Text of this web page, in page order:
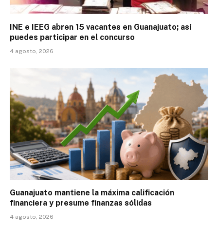
INE e IEEG abren 15 vacantes en Guanajuato; así
puedes participar en el concurso
4 agosto, 2026
Guanajuato mantiene la máxima calificación
financiera y presume finanzas sólidas
4 agosto, 2026